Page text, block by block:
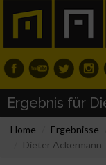
Ergebnis für
Home Ergebnisse
Dieter Ackermann